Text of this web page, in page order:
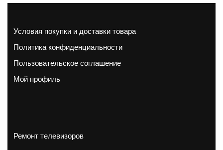
Условия покупки и доставки товара
Политика конфиденциальности
Пользовательское соглашение
Мой профиль
Ремонт телевизоров